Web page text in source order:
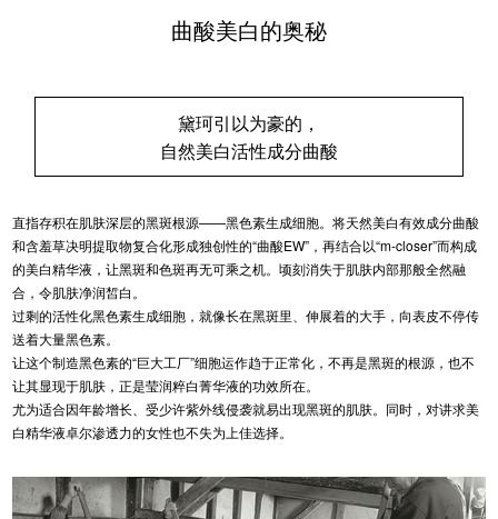
曲酸美白的奥秘
黛珂引以为豪的，
自然美白活性成分曲酸
直指存积在肌肤深层的黑斑根源——黑色素生成细胞。将天然美白有效成分曲酸
和含羞草决明提取物复合化形成独创性的“曲酸EW”，再结合以“m-closer”而构成
的美白精华液，让黑斑和色斑再无可乘之机。顷刻消失于肌肤内部那般全然融
合，令肌肤净润皙白。
过剩的活性化黑色素生成细胞，就像长在黑斑里、伸展着的大手，向表皮不停传
送着大量黑色素。
让这个制造黑色素的“巨大工厂”细胞运作趋于正常化，不再是黑斑的根源，也不
让其显现于肌肤，正是莹润粹白菁华液的功效所在。
尤为适合因年龄增长、受少许紫外线侵袭就易出现黑斑的肌肤。同时，对讲求美
白精华液卓尔渗透力的女性也不失为上佳选择。